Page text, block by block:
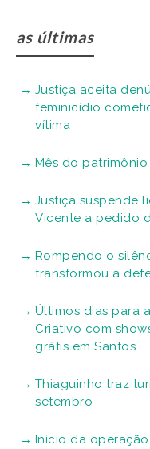
as últimas
Justiça aceita
feminicídio
vítima
Mês do patrimônio
Justiça suspende
Vicente a pedido
Rompendo o
transformou a
Últimos dias para
Criativo com
grátis em Santos
Thiaguinho traz
setembro
Início da